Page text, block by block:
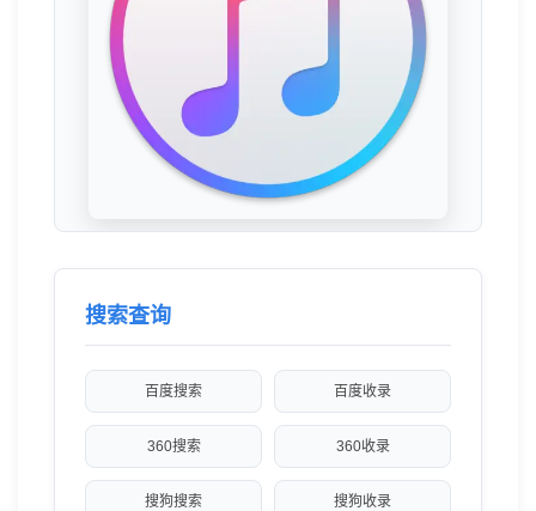
搜索查询
百度搜索 百度收录
360搜索 360收录
搜狗搜索 搜狗收录